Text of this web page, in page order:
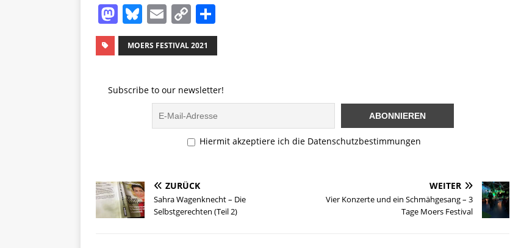
M
a
st
d
Bl
u
e
k
y
E
m
ai
C
o
p
Li
n
k
ei
le
MOERS FESTIVAL 2021
Subscribe to our newsletter!
Hiermit akzeptiere ich die Datenschutzbestimmungen
ZURÜCK
Sahra Wagenknecht – Die
Selbstgerechten (Teil 2)
WEITER
Vier Konzerte und ein Schmähgesang – 3
Tage Moers Festival